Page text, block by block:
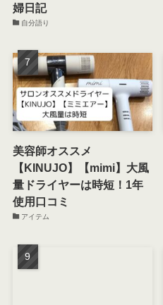
婦日記
自分語り
美容師オススメ
【KINUJO】【mimi】大風
量ドライヤーは時短！1年
使用口コミ
アイテム